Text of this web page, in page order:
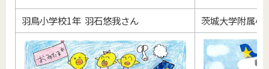
羽鳥小学校1年 羽石悠我さん 茨城大学附属小